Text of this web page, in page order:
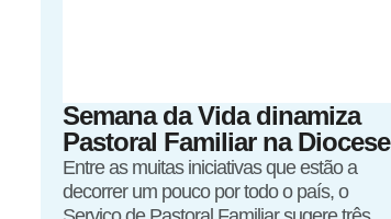
Semana da Vida dinamiza
Pastoral Familiar na Diocese
Entre as muitas iniciativas que estão a
decorrer um pouco por todo o país, o